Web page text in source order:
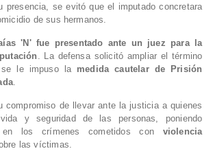
presencia, se evitó que el imputado concretara
de sus hermanos.
'N' fue presentado ante un juez para la
. La defensa solicitó ampliar el término
le impuso la medida cautelar de Prisión
.
compromiso de llevar ante la justicia a quienes
y seguridad de las personas, poniendo
en los crímenes cometidos con
violencia
las víctimas.